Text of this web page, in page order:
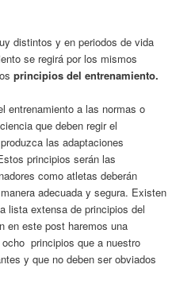
distintos y en periodos de vida
se regirá por los mismos
principios del entrenamiento.
entrenamiento a las normas o
que deben regir el
las adaptaciones
principios serán las
como atletas deberán
adecuada y segura. Existen
lista extensa de principios del
en este post haremos una
principios que a nuestro
y que no deben ser obviados